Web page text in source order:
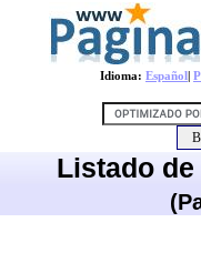
Idioma: Español|
Listado